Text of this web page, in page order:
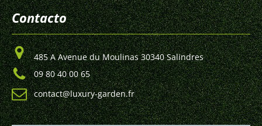
Contacto
485 A Avenue du Moulinas 30340 Salindres
09 80 40 00 65
contact@luxury-garden.fr